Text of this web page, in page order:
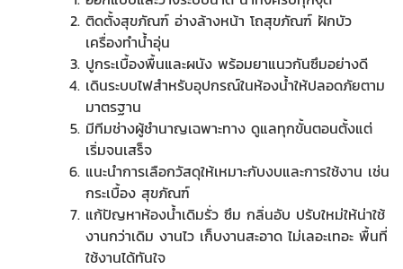
ติดตั้งสุขภัณฑ์ อ่างล้างหน้า โถสุขภัณฑ์ ฝักบัว
เครื่องทำน้ำอุ่น
ปูกระเบื้องพื้นและผนัง พร้อมยาแนวกันซึมอย่างดี
เดินระบบไฟสำหรับอุปกรณ์ในห้องน้ำให้ปลอดภัยตาม
มาตรฐาน
มีทีมช่างผู้ชำนาญเฉพาะทาง ดูแลทุกขั้นตอนตั้งแต่
เริ่มจนเสร็จ
แนะนำการเลือกวัสดุให้เหมาะกับงบและการใช้งาน เช่น
กระเบื้อง สุขภัณฑ์
แก้ปัญหาห้องน้ำเดิมรั่ว ซึม กลิ่นอับ ปรับใหม่ให้น่าใช้
งานกว่าเดิม งานไว เก็บงานสะอาด ไม่เลอะเทอะ พื้นที่
ใช้งานได้ทันใจ